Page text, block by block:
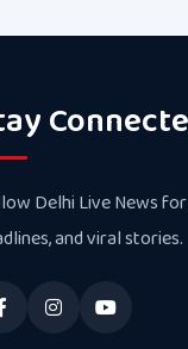
Delhi Live News
and viral stories.